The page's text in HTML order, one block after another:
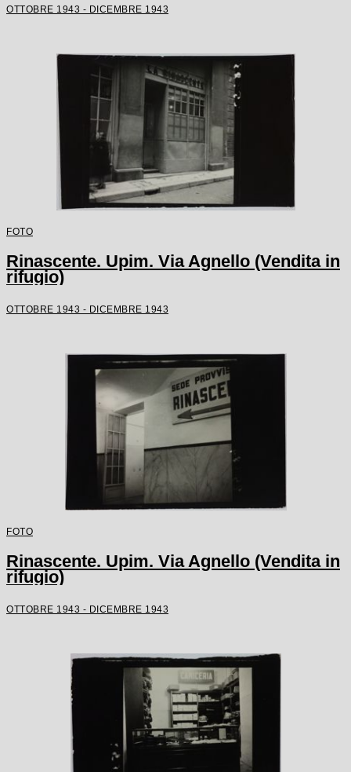
OTTOBRE 1943 - DICEMBRE 1943
FOTO
Rinascente. Upim. Via Agnello (Vendita in
rifugio)
OTTOBRE 1943 - DICEMBRE 1943
FOTO
Rinascente. Upim. Via Agnello (Vendita in
rifugio)
OTTOBRE 1943 - DICEMBRE 1943